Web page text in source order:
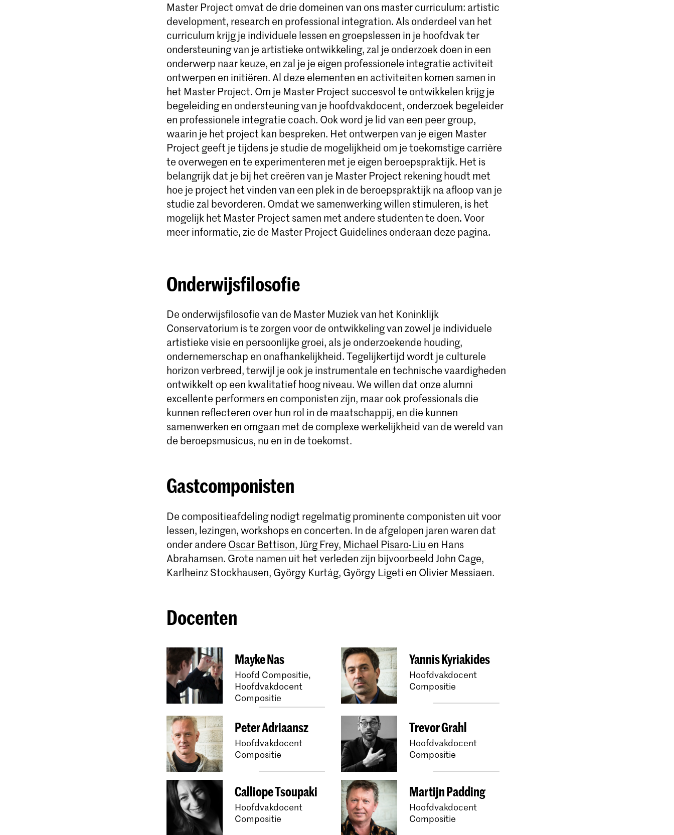
Master Project omvat de drie domeinen van ons master curriculum: artistic
development, research en professional integration. Als onderdeel van het
curriculum krijg je individuele lessen en groepslessen in je hoofdvak ter
ondersteuning van je artistieke ontwikkeling, zal je onderzoek doen in een
onderwerp naar keuze, en zal je je eigen professionele integratie activiteit
ontwerpen en initiëren. Al deze elementen en activiteiten komen samen in
het Master Project. Om je Master Project succesvol te ontwikkelen krijg je
begeleiding en ondersteuning van je hoofdvakdocent, onderzoek begeleider
en professionele integratie coach. Ook word je lid van een peer group,
waarin je het project kan bespreken. Het ontwerpen van je eigen Master
Project geeft je tijdens je studie de mogelijkheid om je toekomstige carrière
te overwegen en te experimenteren met je eigen beroepspraktijk. Het is
belangrijk dat je bij het creëren van je Master Project rekening houdt met
hoe je project het vinden van een plek in de beroepspraktijk na afloop van je
studie zal bevorderen. Omdat we samenwerking willen stimuleren, is het
mogelijk het Master Project samen met andere studenten te doen. Voor
meer informatie, zie de Master Project Guidelines onderaan deze pagina.
Onderwijsfilosofie
De onderwijsfilosofie van de Master Muziek van het Koninklijk
Conservatorium is te zorgen voor de ontwikkeling van zowel je individuele
artistieke visie en persoonlijke groei, als je onderzoekende houding,
ondernemerschap en onafhankelijkheid. Tegelijkertijd wordt je culturele
horizon verbreed, terwijl je ook je instrumentale en technische vaardigheden
ontwikkelt op een kwalitatief hoog niveau. We willen dat onze alumni
excellente performers en componisten zijn, maar ook professionals die
kunnen reflecteren over hun rol in de maatschappij, en die kunnen
samenwerken en omgaan met de complexe werkelijkheid van de wereld van
de beroepsmusicus, nu en in de toekomst.
Gastcomponisten
De compositieafdeling nodigt regelmatig prominente componisten uit voor
lessen, lezingen, workshops en concerten. In de afgelopen jaren waren dat
onder andere Oscar Bettison,Jürg Frey, Michael Pisaro-Liu en Hans
Abrahamsen. Grote namen uit het verleden zijn bijvoorbeeld John Cage,
Karlheinz Stockhausen, György Kurtág, György Ligeti en Olivier Messiaen.
Docenten
Mayke Nas
Hoofd Compositie,
Hoofdvakdocent
Compositie
Yannis Kyriakides
Hoofdvakdocent
Compositie
Peter Adriaansz
Hoofdvakdocent
Compositie
Trevor Grahl
Hoofdvakdocent
Compositie
Calliope Tsoupaki
Hoofdvakdocent
Compositie
Martijn Padding
Hoofdvakdocent
Compositie